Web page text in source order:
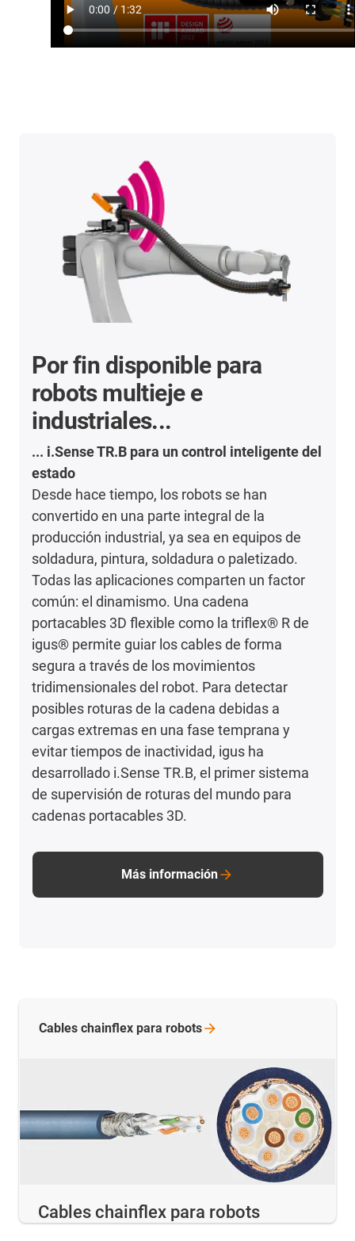
Por fin disponible para
robots multieje e
industriales...
... i.Sense TR.B para un control inteligente del
estado
Desde hace tiempo, los robots se han
convertido en una parte integral de la
producción industrial, ya sea en equipos de
soldadura, pintura, soldadura o paletizado.
Todas las aplicaciones comparten un factor
común: el dinamismo. Una cadena
portacables 3D flexible como la triflex® R de
igus® permite guiar los cables de forma
segura a través de los movimientos
tridimensionales del robot. Para detectar
posibles roturas de la cadena debidas a
cargas extremas en una fase temprana y
evitar tiempos de inactividad, igus ha
desarrollado i.Sense TR.B, el primer sistema
de supervisión de roturas del mundo para
cadenas portacables 3D.
Más información
Cables chainflex para robots
Cables chainflex para robots